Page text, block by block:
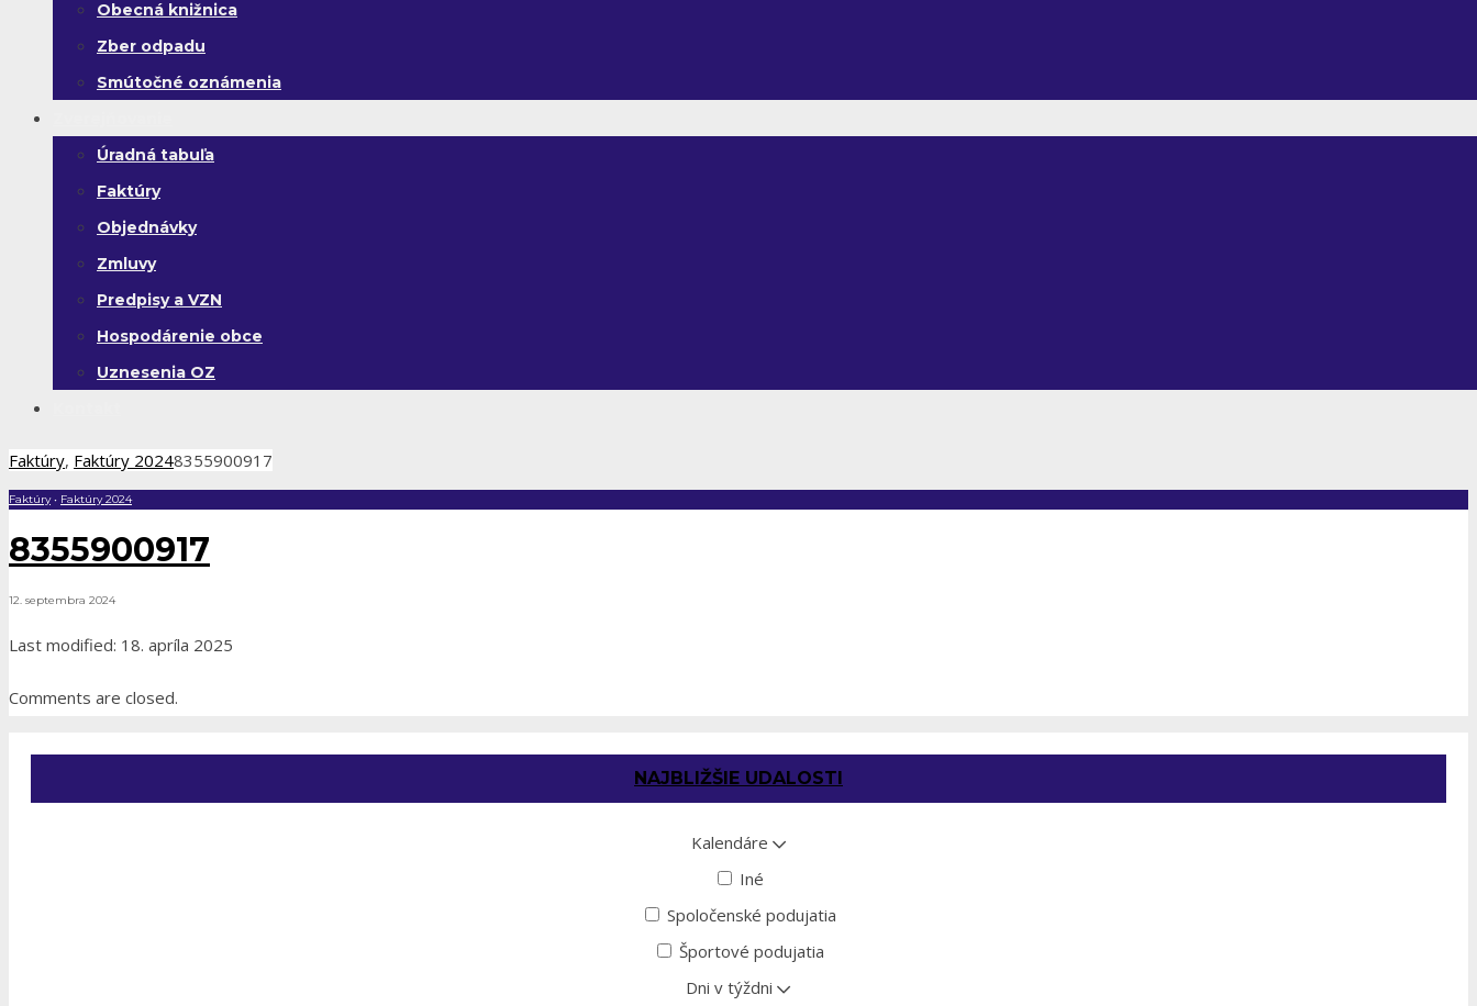
Obecná knižnica
Zber odpadu
Smútočné oznámenia
Úradná tabuľa
Faktúry
Objednávky
Zmluvy
Predpisy a VZN
Hospodárenie obce
Uznesenia OZ
Faktúry, Faktúry 20248355900917
Faktúry• Faktúry 2024
8355900917
12. septembra 2024
Last modified: 18. apríla 2025
Comments are closed.
NAJBLIŽŠIE UDALOSTI
Kalendáre
Iné
Spoločenské podujatia
Športové podujatia
Dni v týždni